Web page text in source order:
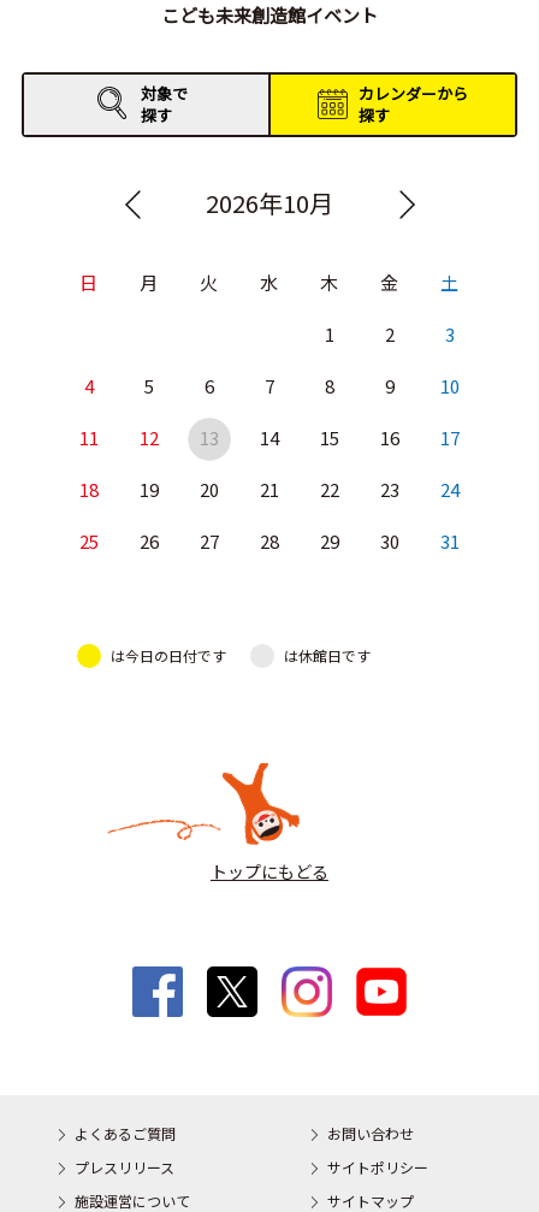
こども未来創造館イベント
対象で
探す
カレンダーから
探す
2026年10月
日 月 火 水 木 金 土
1 2 3
4 5 6 7 8 9 10
11 12 13 14 15 16 17
18 19 20 21 22 23 24
25 26 27 28 29 30 31
は今日の日付です は休館日です
トップにもどる
よくあるご質問
お問い合わせ
プレスリリース
サイトポリシー
施設運営について
サイトマップ